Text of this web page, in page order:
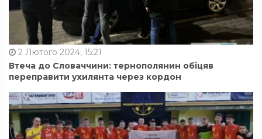
2 Лютого 2024, 15:21
Втеча до Словаччини: тернополянин обіцяв
переправити ухилянта через кордон